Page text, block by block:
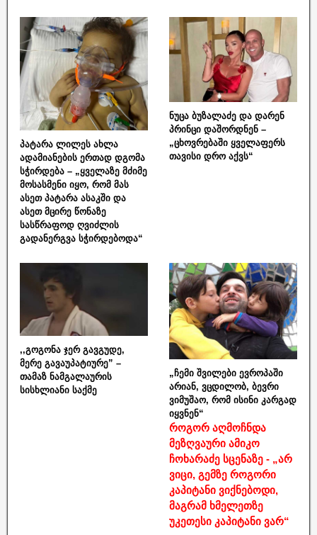
პატარა ლილეს ახლა
ადამიანების ერთად დგომა
სჭირდება – „ყველაზე მძიმე
მოსასმენი იყო, რომ მას
ასეთ პატარა ასაკში და
ასეთ მცირე წონაზე
სასწრაფოდ ღვიძლის
გადანერგვა სჭირდებოდა“
ნუცა ბუზალაძე და დარენ
პრინცი დაშორდნენ –
„ცხოვრებაში ყველაფერს
თავისი დრო აქვს“
,,გოგონა ჯერ გავგუდე,
მერე გავაუპატიურე” –
თამაზ ნამგალაურის
სისხლიანი საქმე
„ჩემი შვილები ევროპაში
არიან, ვცდილობ, ბევრი
ვიმუშაო, რომ ისინი კარგად
იყვნენ“
როგორ აღმოჩნდა
მეზღვაური ამიკო
ჩოხარაძე სცენაზე - „არ
ვიცი, გემზე როგორი
კაპიტანი ვიქნებოდი,
მაგრამ ხმელეთზე
უკეთესი კაპიტანი ვარ“